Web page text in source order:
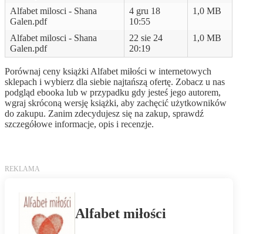
Alfabet milosci - Shana
Galen.pdf
4 gru 18
10:55
1,0 MB
Alfabet milosci - Shana
Galen.pdf
22 sie 24
20:19
1,0 MB
Porównaj ceny książki Alfabet miłości w internetowych
sklepach i wybierz dla siebie najtańszą ofertę. Zobacz u nas
podgląd ebooka lub w przypadku gdy jesteś jego autorem,
wgraj skróconą wersję książki, aby zachęcić użytkowników
do zakupu. Zanim zdecydujesz się na zakup, sprawdź
szczegółowe informacje, opis i recenzje.